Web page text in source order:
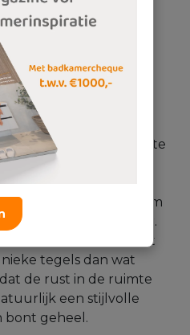
met je
tegels op
of je vindt deze plek te
om maar een van de
unieke of opvallende
wordt er gekozen om
het inbouwreservoir.
deze wand wordt
tegels dan wat
de rust in de ruimte
een stijlvolle
bont geheel.